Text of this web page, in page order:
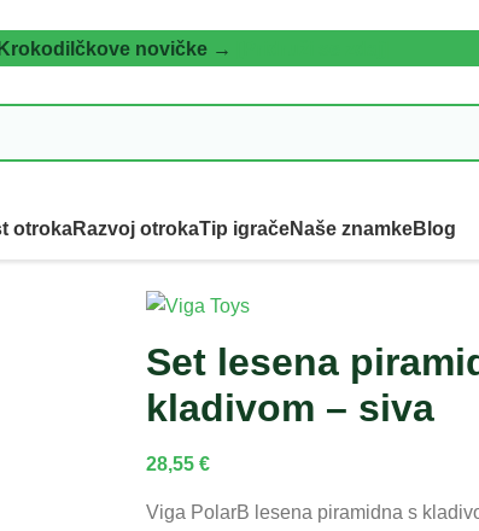
novičke →
otrokaRazvoj otrokaTip igračeNaše znamkeBlog
Set lesena
kladivom – siva
28,55 €
Viga PolarB lesena piramidna s